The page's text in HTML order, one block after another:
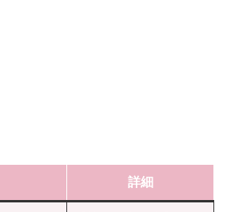
詳細